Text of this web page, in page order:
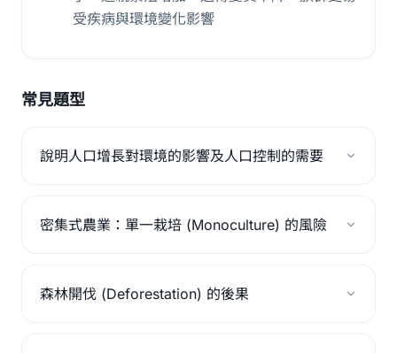
受疾病與環境變化影響
常見題型
說明人口增長對環境的影響及人口控制的需要
密集式農業：單一栽培 (Monoculture) 的風險
森林開伐 (Deforestation) 的後果